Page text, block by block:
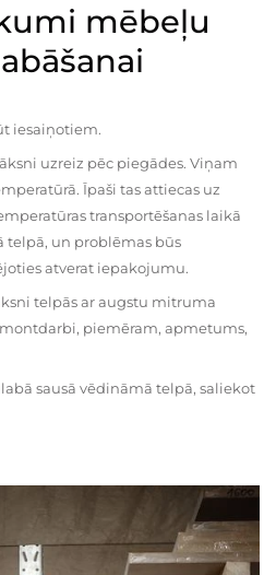
mēbeļu
iesaiņotiem.
uzreiz pēc piegādes. Viņam
Īpaši tas attiecas uz
transportēšanas laikā
telpā, un problēmas būs
atverat iepakojumu.
telpās ar augstu mitruma
piemēram, apmetums,
sausā vēdināmā telpā, saliekot